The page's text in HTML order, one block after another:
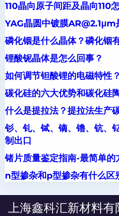
110晶向原子间距及晶向110
YAG晶圆中镀膜AR@2.1μm
磷化铟是什么晶体？磷化铟
锂酸铌晶体是怎么回事？
如何调节钽酸锂的电磁特性？
碳化硅的六大优势和碳化硅
什么是提拉法？提拉法生产
钐、钆、铽、镝、镥、钪、
制出口
锗片质量鉴定指南-最简单
n型掺杂和p型掺杂有什么区
上海鑫科汇新材料有